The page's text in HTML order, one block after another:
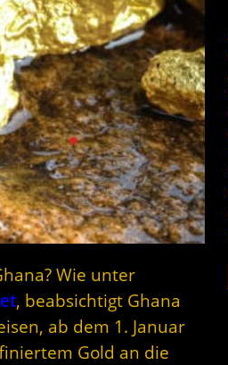
Wie unter
, beabsichtigt Ghana
ab dem 1. Januar
Gold an die